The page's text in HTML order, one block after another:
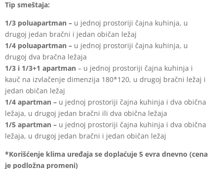
Tip smeštaja:
1/3 poluapartman – u jednoj prostoriji čajna kuhinja, u
drugoj jedan bračni i jedan običan ležaj
1/4 poluapartman – u jednoj prostoriji čajna kuhinja, u
drugoj dva bračna ležaja
1/3 i 1/3+1 apartman– u jednoj prostoriji čajna kuhinja i
kauč na izvlačenje dimenzija 180*120, u drugoj bračni ležaj i
jedan običan ležaj
1/4 apartman – u jednoj prostoriji čajna kuhinja i dva obična
ležaja, u drugoj jedan bračni ili dva obična ležaja
1/5 apartman – u jednoj prostoriji čajna kuhinja i dva obična
ležaja, u drugoj jedan bračni i jedan običan ležaj
*Korišćenje klima uređaja se doplaćuje 5 evra dnevno (cena
je podložna promeni)